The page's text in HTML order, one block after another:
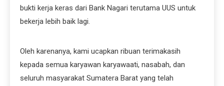
bukti kerja keras dari Bank Nagari terutama UUS untuk
bekerja lebih baik lagi.
Oleh karenanya, kami ucapkan ribuan terimakasih
kepada semua karyawan karyawaati, nasabah, dan
seluruh masyarakat Sumatera Barat yang telah